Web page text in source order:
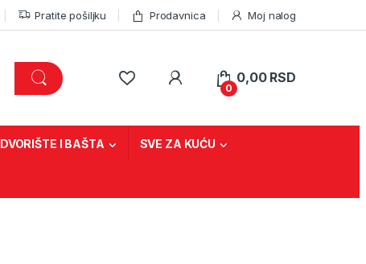
Pratite pošiljku Prodavnica Moj nalog
0
0,00 RSD
DVORIŠTE I BAŠTA SVE ZA KUĆU